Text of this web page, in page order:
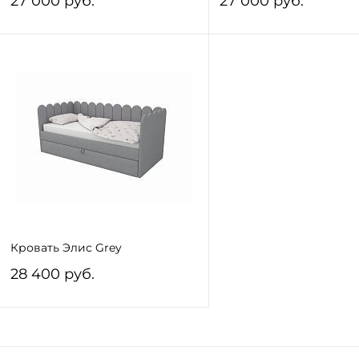
В избранное Под заказ
Ширина спального места:
1700
Глубина спального места (мм):
Кровать Элис Grey
28 400 руб.